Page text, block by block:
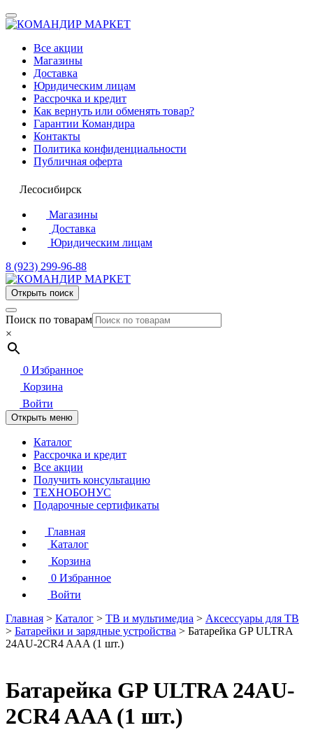
Все акции
Магазины
Доставка
Юридическим лицам
Рассрочка и кредит
Как вернуть или обменять товар?
Гарантии Командира
Контакты
Политика конфиденциальности
Публичная оферта
Лесосибирск
Магазины
Доставка
Юридическим лицам
8 (923) 299-96-88
Открыть поиск
Поиск по товарам
×
0 Избранное
Корзина
Войти
Открыть меню
Каталог
Рассрочка и кредит
Все акции
Получить консультацию
ТЕХНОБОНУС
Подарочные сертификаты
Главная
Каталог
Корзина
0 Избранное
Войти
Главная > Каталог > ТВ и мультимедиа > Аксессуары для ТВ
> Батарейки и зарядные устройства > Батарейка GP ULTRA
24AU-2CR4 AAA (1 шт.)
Батарейка GP ULTRA 24AU-
2CR4 AAA (1 шт.)